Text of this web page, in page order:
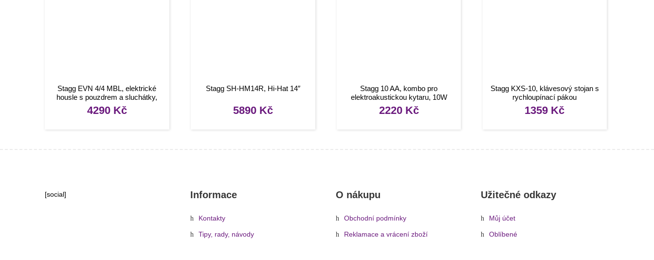
Stagg EVN 4/4 MBL, elektrické
housle s pouzdrem a sluchátky,
modrá metalíza
4290 Kč
Stagg SH-HM14R, Hi-Hat 14″
5890 Kč
Stagg 10 AA, kombo pro
elektroakustickou kytaru, 10W
2220 Kč
Stagg KXS-10, klávesový stojan s
rychloupínací pákou
1359 Kč
[social] Informace
Kontakty
Tipy, rady, návody
O nákupu
Obchodní podmínky
Reklamace a vrácení zboží
Užitečné odkazy
Můj účet
Oblíbené